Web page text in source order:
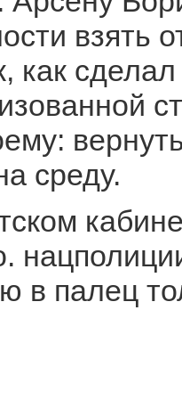
взять
как
среду.
в палец